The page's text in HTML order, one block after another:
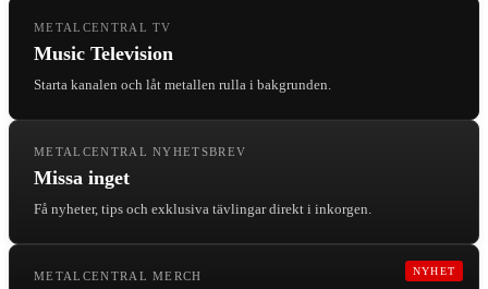
METALCENTRAL TV
Music Television
Starta kanalen och låt metallen rulla i bakgrunden.
METALCENTRAL NYHETSBREV
Missa inget
Få nyheter, tips och exklusiva tävlingar direkt i inkorgen.
NYHET
METALCENTRAL MERCH